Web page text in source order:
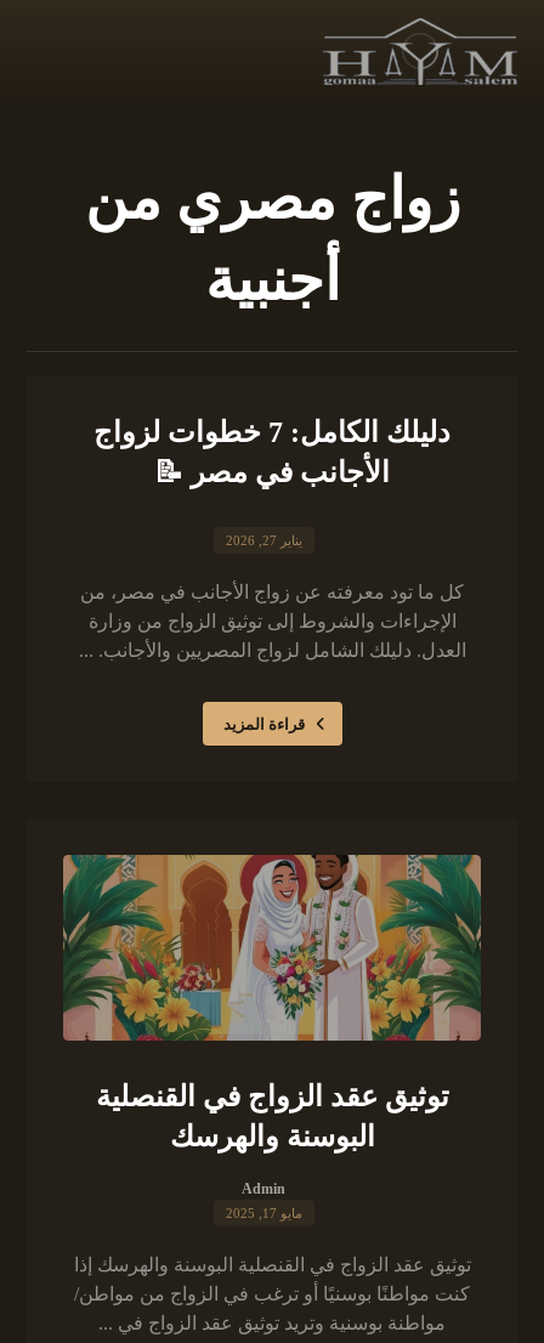
زواج مصري من
أجنبية
دليلك الكامل: 7 خطوات لزواج
الأجانب في مصر 📝
يناير 27, 2026
كل ما تود معرفته عن زواج الأجانب في مصر، من
الإجراءات والشروط إلى توثيق الزواج من وزارة
العدل. دليلك الشامل لزواج المصريين والأجانب. ...
قراءة المزيد
توثيق عقد الزواج في القنصلية
البوسنة والهرسك
Admin
مايو 17, 2025
توثيق عقد الزواج في القنصلية البوسنة والهرسك إذا
كنت مواطنًا بوسنيًا أو ترغب في الزواج من مواطن/
مواطنة بوسنية وتريد توثيق عقد الزواج في ...